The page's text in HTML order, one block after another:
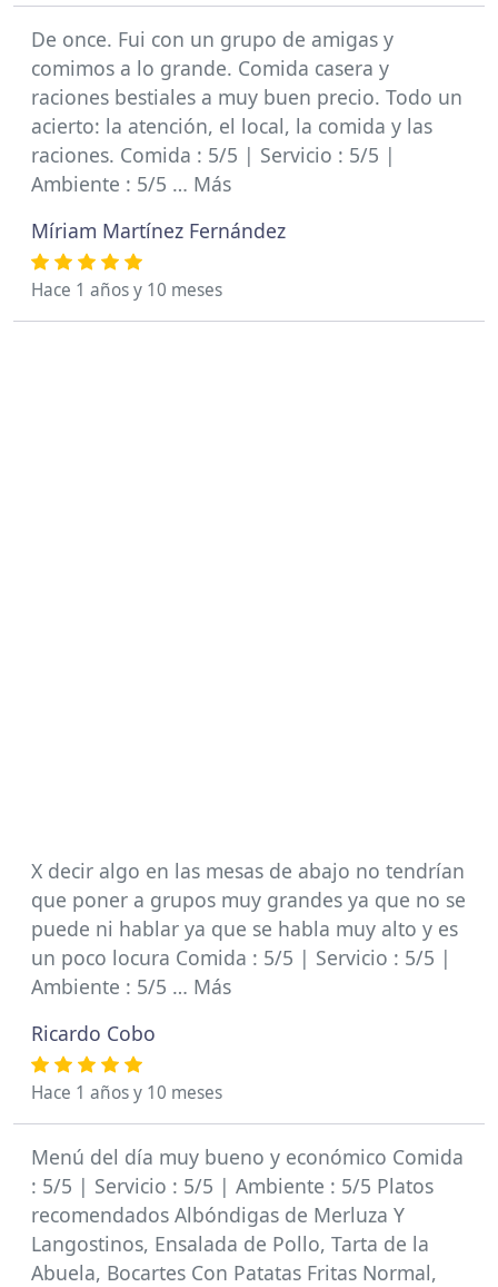
De once. Fui con un grupo de amigas y
comimos a lo grande. Comida casera y
raciones bestiales a muy buen precio. Todo un
acierto: la atención, el local, la comida y las
raciones. Comida : 5/5 | Servicio : 5/5 |
Ambiente : 5/5 … Más
Míriam Martínez Fernández
Hace 1 años y 10 meses
X decir algo en las mesas de abajo no tendrían
que poner a grupos muy grandes ya que no se
puede ni hablar ya que se habla muy alto y es
un poco locura Comida : 5/5 | Servicio : 5/5 |
Ambiente : 5/5 … Más
Ricardo Cobo
Hace 1 años y 10 meses
Menú del día muy bueno y económico Comida
: 5/5 | Servicio : 5/5 | Ambiente : 5/5 Platos
recomendados Albóndigas de Merluza Y
Langostinos, Ensalada de Pollo, Tarta de la
Abuela, Bocartes Con Patatas Fritas Normal,